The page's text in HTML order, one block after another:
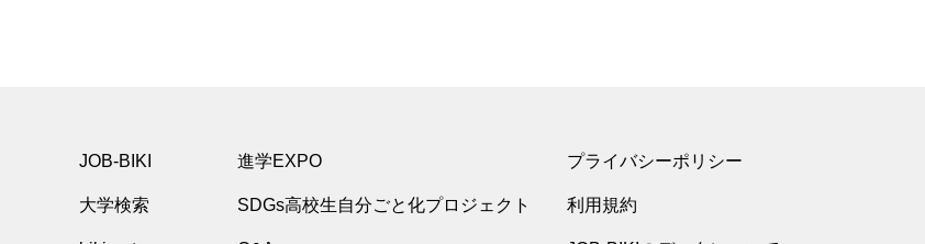
JOB-BIKI
大学検索
進学EXPO
SDGs高校生自分ごと化プロジェクト
プライバシーポリシー
利用規約